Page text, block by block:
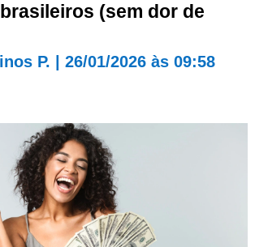
(sem dor de
P. 26/01/2026 às 09:58